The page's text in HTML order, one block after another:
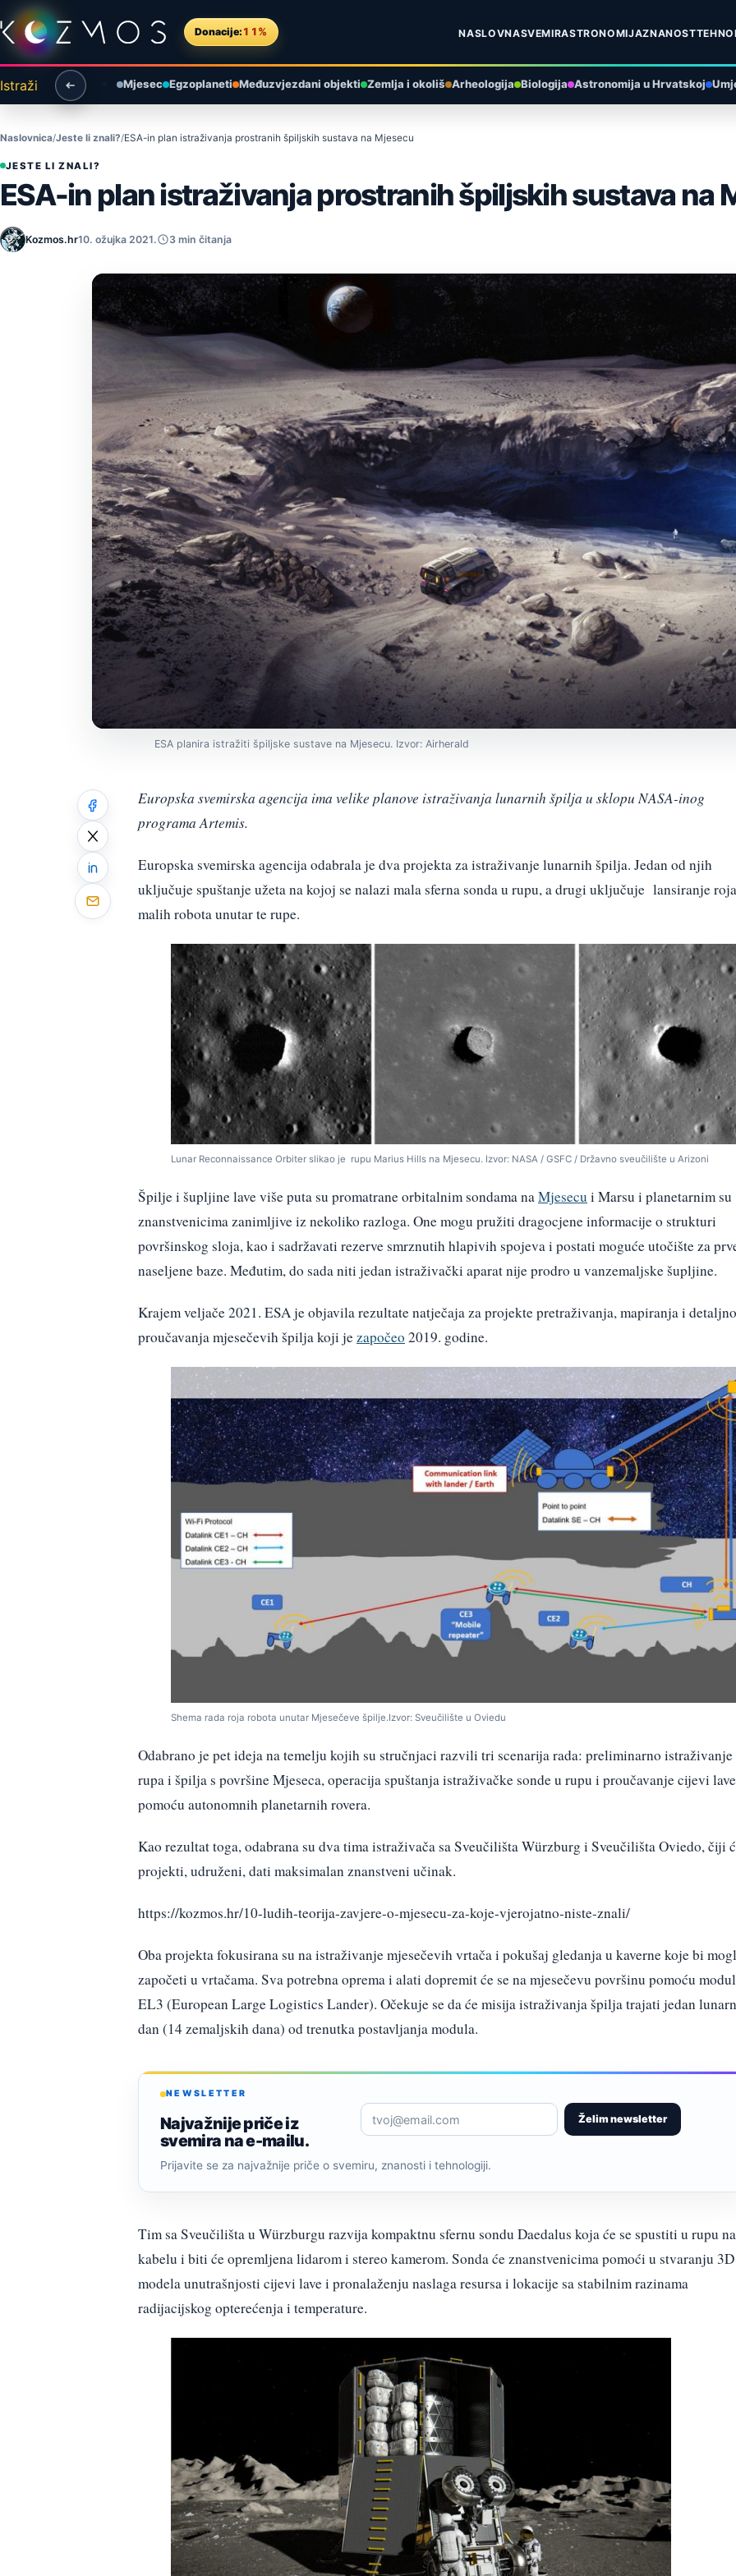
Preskoči na sadržaj
Donacije: 11% NASLOVNASVEMIRASTRONOMIJAZNANOST
Istraži Mjesec Egzoplaneti Međuzvjezdani objekti Zemlja i okoliš Arheologija Biologija Astronomija u Hrvatskoj
Naslovnica Jeste li znali? ESA-in plan istraživanja prostranih špiljskih sustava na Mjesecu
JESTE LI ZNALI?
ESA-in plan istraživanja prostranih špiljskih sustava na
Kozmos.hr10. ožujka 2021. 3 min čitanja
ESA planira istražiti špiljske sustave na Mjesecu. Izvor: Airherald
Europska svemirska agencija ima velike planove istraživanja lunarnih špilja u sklopu NASA-inog
programa Artemis.
Europska svemirska agencija odabrala je dva projekta za istraživanje lunarnih špilja. Jedan od njih
uključuje spuštanje užeta na kojoj se nalazi mala sferna sonda u rupu, a drugi uključuje lansiranje roja
malih robota unutar te rupe.
Lunar Reconnaissance Orbiter slikao je rupu Marius Hills na Mjesecu. Izvor: NASA / GSFC / Državno sveučilište u Arizoni
Špilje i šupljine lave više puta su promatrane orbitalnim sondama naMjesecu i Marsu i planetarnim su
znanstvenicima zanimljive iz nekoliko razloga. One mogu pružiti dragocjene informacije o strukturi
površinskog sloja, kao i sadržavati rezerve smrznutih hlapivih spojeva i postati moguće utočište za
naseljene baze. Međutim, do sada niti jedan istraživački aparat nije prodro u vanzemaljske šupljine.
Krajem veljače 2021. ESA je objavila rezultate natječaja za projekte pretraživanja, mapiranja i
proučavanja mjesečevih špilja koji jezapočeo 2019. godine.
Shema rada roja robota unutar Mjesečeve špilje.Izvor: Sveučilište u Oviedu
Odabrano je pet ideja na temelju kojih su stručnjaci razvili tri scenarija rada: preliminarno istraživanje
rupa i špilja s površine Mjeseca, operacija spuštanja istraživačke sonde u rupu i proučavanje cijevi lave
pomoću autonomnih planetarnih rovera.
Kao rezultat toga, odabrana su dva tima istraživača sa Sveučilišta Würzburg i Sveučilišta Oviedo, čiji
projekti, udruženi, dati maksimalan znanstveni učinak.
https://kozmos.hr/10-ludih-teorija-zavjere-o-mjesecu-za-koje-vjerojatno-niste-znali/
Oba projekta fokusirana su na istraživanje mjesečevih vrtača i pokušaj gledanja u kaverne koje bi
započeti u vrtačama. Sva potrebna oprema i alati dopremit će se na mjesečevu površinu pomoću
EL3 (European Large Logistics Lander). Očekuje se da će misija istraživanja špilja trajati jedan
dan (14 zemaljskih dana) od trenutka postavljanja modula.
NEWSLETTER
Najvažnije priče iz
svemira na e-mailu.
Želim newsletter
Prijavite se za najvažnije priče o svemiru, znanosti i tehnologiji.
Tim sa Sveučilišta u Würzburgu razvija kompaktnu sfernu sondu Daedalus koja će se spustiti u rupu na
kabelu i biti će opremljena lidarom i stereo kamerom. Sonda će znanstvenicima pomoći u stvaranju 3D
modela unutrašnjosti cijevi lave i pronalaženju naslaga resursa i lokacije sa stabilnim razinama
radijacijskog opterećenja i temperature.